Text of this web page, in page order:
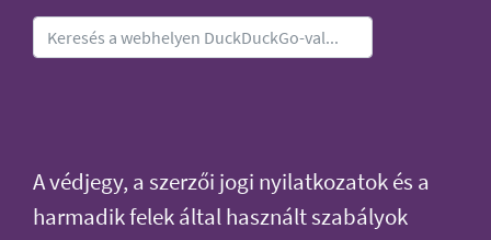
A védjegy, a szerzői jogi nyilatkozatok és a
harmadik felek által használt szabályok